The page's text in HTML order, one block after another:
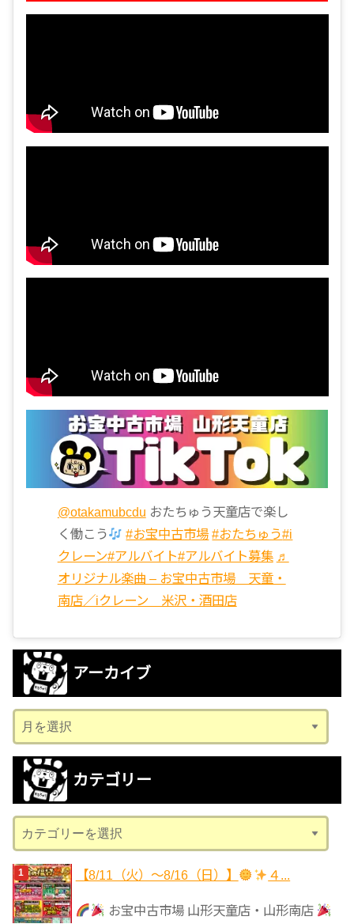
@otakamubcdu おたちゅう天童店で楽し
く働こう
#お宝中古市場 #おたちゅう#i
クレーン#アルバイト#アルバイト募集 ♬
オリジナル楽曲 – お宝中古市場 天童・
南店／iクレーン 米沢・酒田店
アーカイブ
ー
カ
ブ
カテゴリー
テ
ゴ
リ
ー
【8/11（火）～8/16（日）】 ４...
お宝中古市場 山形天童店・山形南店